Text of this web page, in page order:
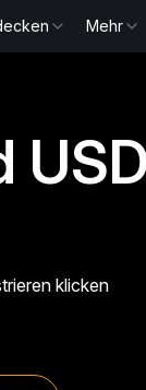
Mehr
klicken